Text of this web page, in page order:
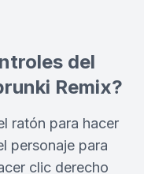
del
Remix?
ratón para hacer
personaje para
clic derecho